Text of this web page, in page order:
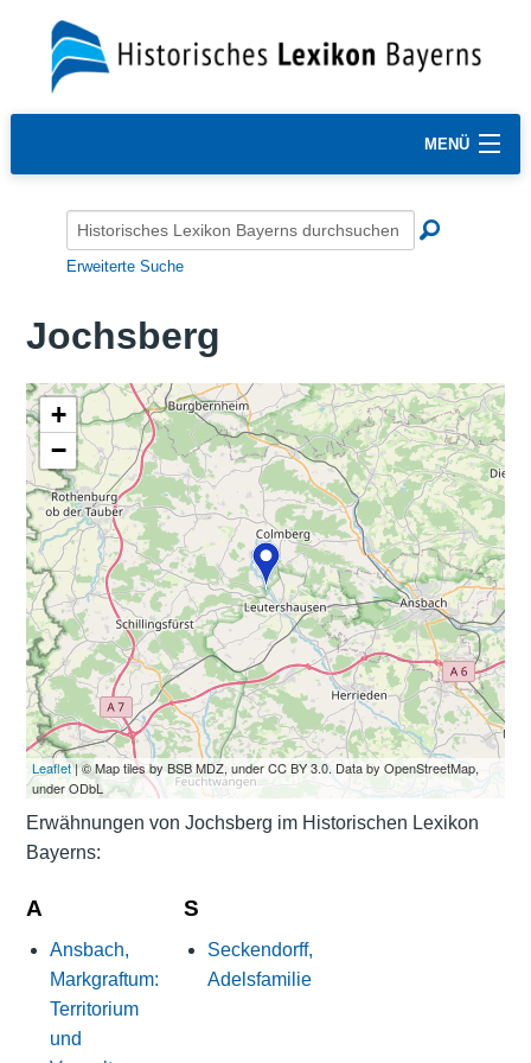
MENÜ
Erweiterte Suche
Jochsberg
+
−
Leaflet| © Map tiles by BSB MDZ, under CC BY 3.0. Data by OpenStreetMap,
under ODbL
Erwähnungen von Jochsberg im Historischen Lexikon
Bayerns:
A
Ansbach,
Markgraftum:
Territorium
und
S
Seckendorff,
Adelsfamilie